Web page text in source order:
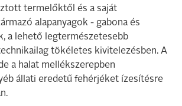
termelőktől és a saját
alapanyagok - gabona és
a lehető legtermészetesebb
tökéletes kivitelezésben. A
a halat mellékszerepben
állati eredetű fehérjéket ízesítésre